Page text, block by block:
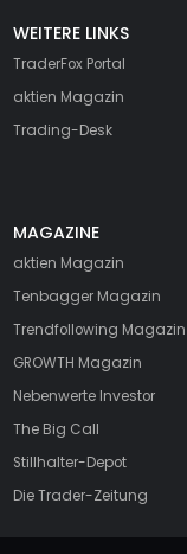
WEITERE LINKS
TraderFox Portal
aktien Magazin
Trading-Desk
MAGAZINE
aktien Magazin
Tenbagger Magazin
Trendfollowing Magazin
GROWTH Magazin
Nebenwerte Investor
The Big Call
Stillhalter-Depot
Die Trader-Zeitung